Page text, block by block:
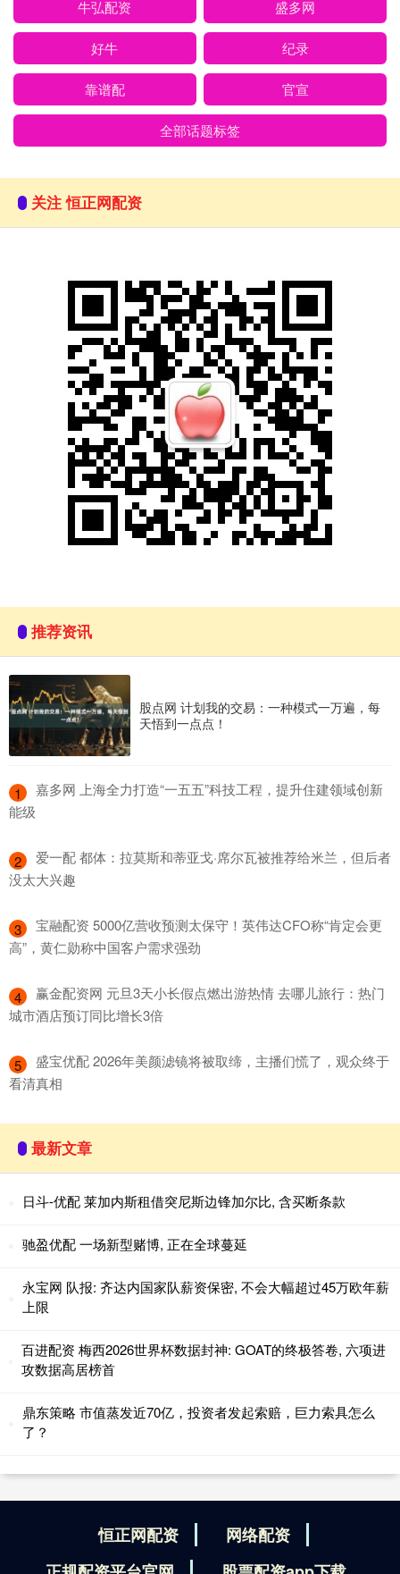
牛弘配资 盛多网
好牛 纪录
靠谱配 官宣
全部话题标签
关注 恒正网配资
推荐资讯
股点网 计划我的交易：一种模式一万遍，每
天悟到一点点！
1
​嘉多网 上海全力打造“一五五”科技工程，提升住建领域创新
能级
2
​爱一配 都体：拉莫斯和蒂亚戈·席尔瓦被推荐给米兰，但后者
没太大兴趣
3
​宝融配资 5000亿营收预测太保守！英伟达CFO称“肯定会更
高”，黄仁勋称中国客户需求强劲
4
​赢金配资网 元旦3天小长假点燃出游热情 去哪儿旅行：热门
城市酒店预订同比增长3倍
5
​盛宝优配 2026年美颜滤镜将被取缔，主播们慌了，观众终于
看清真相
最新文章
日斗-优配 莱加内斯租借突尼斯边锋加尔比, 含买断条款
驰盈优配 一场新型赌博, 正在全球蔓延
永宝网 队报: 齐达内国家队薪资保密, 不会大幅超过45万欧年薪
上限
百进配资 梅西2026世界杯数据封神: GOAT的终极答卷, 六项进
攻数据高居榜首
鼎东策略 市值蒸发近70亿，投资者发起索赔，巨力索具怎么
了？
恒正网配资
网络配资